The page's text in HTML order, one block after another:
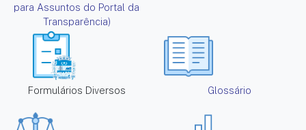
para Assuntos do Portal da
Transparência)
Formulários Diversos Glossário